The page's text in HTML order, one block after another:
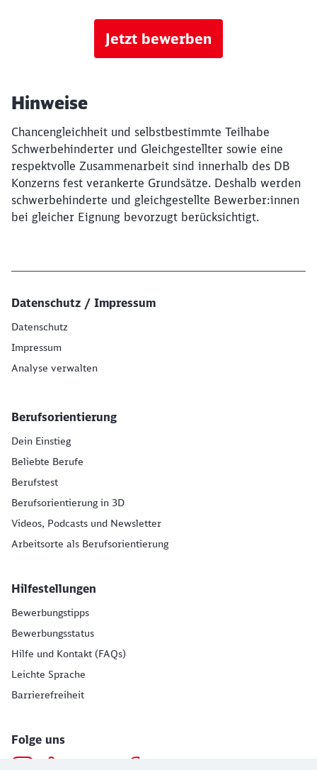
Jetzt bewerben
Hinweise
Chancengleichheit und selbstbestimmte Teilhabe
Schwerbehinderter und Gleichgestellter sowie eine
respektvolle Zusammenarbeit sind innerhalb des DB
Konzerns fest verankerte Grundsätze. Deshalb werden
schwerbehinderte und gleichgestellte Bewerber:innen
bei gleicher Eignung bevorzugt berücksichtigt.
Datenschutz / Impressum
Datenschutz
Impressum
Analyse verwalten
Berufsorientierung
Dein Einstieg
Beliebte Berufe
Berufstest
Berufsorientierung in 3D
Videos, Podcasts und Newsletter
Arbeitsorte als Berufsorientierung
Hilfestellungen
Bewerbungstipps
Bewerbungsstatus
Hilfe und Kontakt (FAQs)
Leichte Sprache
Barrierefreiheit
Folge uns